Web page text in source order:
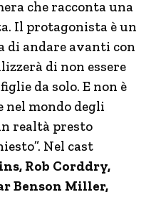
che racconta una
Il protagonista è un
di andare avanti con
di non essere
da solo. E non è
nel mondo degli
realtà presto
Nel cast
Rob Corddry,
Benson Miller,